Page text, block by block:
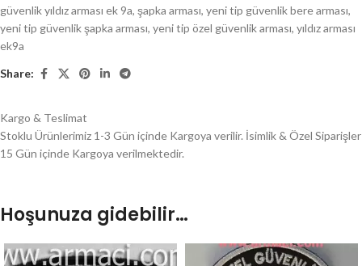
güvenlik yıldız arması ek 9a, şapka arması, yeni tip güvenlik bere arması,
yeni tip güvenlik şapka arması, yeni tip özel güvenlik arması, yıldız arması
ek9a
Share:
Kargo & Teslimat
Stoklu Ürünlerimiz 1-3 Gün içinde Kargoya verilir. İsimlik & Özel Siparişler
15 Gün içinde Kargoya verilmektedir.
Hoşunuza gidebilir…